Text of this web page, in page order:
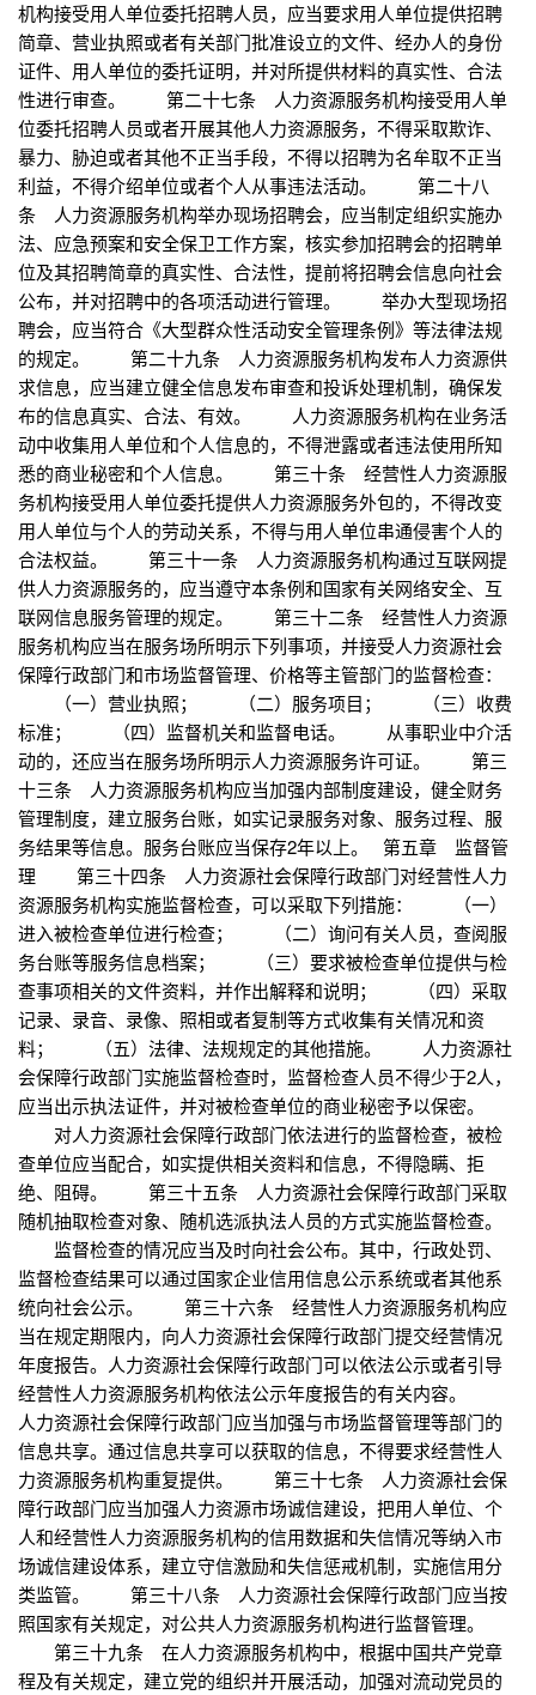
机构接受用人单位委托招聘人员，应当要求用人单位提供招聘
简章、营业执照或者有关部门批准设立的文件、经办人的身份
证件、用人单位的委托证明，并对所提供材料的真实性、合法
性进行审查。 第二十七条 人力资源服务机构接受用人单
位委托招聘人员或者开展其他人力资源服务，不得采取欺诈、
暴力、胁迫或者其他不正当手段，不得以招聘为名牟取不正当
利益，不得介绍单位或者个人从事违法活动。 第二十八
条 人力资源服务机构举办现场招聘会，应当制定组织实施办
法、应急预案和安全保卫工作方案，核实参加招聘会的招聘单
位及其招聘简章的真实性、合法性，提前将招聘会信息向社会
公布，并对招聘中的各项活动进行管理。 举办大型现场招
聘会，应当符合《大型群众性活动安全管理条例》等法律法规
的规定。 第二十九条 人力资源服务机构发布人力资源供
求信息，应当建立健全信息发布审查和投诉处理机制，确保发
布的信息真实、合法、有效。 人力资源服务机构在业务活
动中收集用人单位和个人信息的，不得泄露或者违法使用所知
悉的商业秘密和个人信息。 第三十条 经营性人力资源服
务机构接受用人单位委托提供人力资源服务外包的，不得改变
用人单位与个人的劳动关系，不得与用人单位串通侵害个人的
合法权益。 第三十一条 人力资源服务机构通过互联网提
供人力资源服务的，应当遵守本条例和国家有关网络安全、互
联网信息服务管理的规定。 第三十二条 经营性人力资源
服务机构应当在服务场所明示下列事项，并接受人力资源社会
保障行政部门和市场监督管理、价格等主管部门的监督检查：
（一）营业执照； （二）服务项目； （三）收费
标准； （四）监督机关和监督电话。 从事职业中介活
动的，还应当在服务场所明示人力资源服务许可证。 第三
十三条 人力资源服务机构应当加强内部制度建设，健全财务
管理制度，建立服务台账，如实记录服务对象、服务过程、服
务结果等信息。服务台账应当保存2年以上。 第五章 监督管
理 第三十四条 人力资源社会保障行政部门对经营性人力
资源服务机构实施监督检查，可以采取下列措施： （一）
进入被检查单位进行检查； （二）询问有关人员，查阅服
务台账等服务信息档案； （三）要求被检查单位提供与检
查事项相关的文件资料，并作出解释和说明； （四）采取
记录、录音、录像、照相或者复制等方式收集有关情况和资
料； （五）法律、法规规定的其他措施。 人力资源社
会保障行政部门实施监督检查时，监督检查人员不得少于2人，
应当出示执法证件，并对被检查单位的商业秘密予以保密。
对人力资源社会保障行政部门依法进行的监督检查，被检
查单位应当配合，如实提供相关资料和信息，不得隐瞒、拒
绝、阻碍。 第三十五条 人力资源社会保障行政部门采取
随机抽取检查对象、随机选派执法人员的方式实施监督检查。
监督检查的情况应当及时向社会公布。其中，行政处罚、
监督检查结果可以通过国家企业信用信息公示系统或者其他系
统向社会公示。 第三十六条 经营性人力资源服务机构应
当在规定期限内，向人力资源社会保障行政部门提交经营情况
年度报告。人力资源社会保障行政部门可以依法公示或者引导
经营性人力资源服务机构依法公示年度报告的有关内容。
人力资源社会保障行政部门应当加强与市场监督管理等部门的
信息共享。通过信息共享可以获取的信息，不得要求经营性人
力资源服务机构重复提供。 第三十七条 人力资源社会保
障行政部门应当加强人力资源市场诚信建设，把用人单位、个
人和经营性人力资源服务机构的信用数据和失信情况等纳入市
场诚信建设体系，建立守信激励和失信惩戒机制，实施信用分
类监管。 第三十八条 人力资源社会保障行政部门应当按
照国家有关规定，对公共人力资源服务机构进行监督管理。
第三十九条 在人力资源服务机构中，根据中国共产党章
程及有关规定，建立党的组织并开展活动，加强对流动党员的